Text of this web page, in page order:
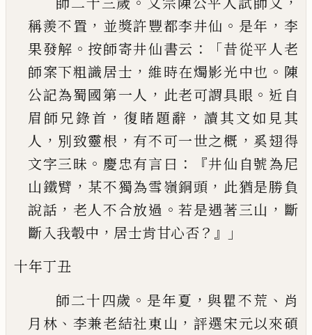
稱羨不置 ， 並獎許豐都李井仙 。 是年 ， 李
果發解 。 按師寄井仙書云 ：「昔從平人老
師案下粗識居士 ， 維時在燭影光中也 。 陳
公記為蜀國第一人 ， 此老可謂具眼 。 近自
眉師兄錄首 ， 復睹題辭 ， 讀其文如見其
人 ， 別致靈根 ， 有不可一世之概 ， 奚翅得
文字三昧 。 慶忠有言 曰 ：『井仙自號為尼
山鐵臂 ， 某不獨為雪嶺銅頭 ， 此猶是勝負
說話 ， 老人不合放過 。若是遇著三山 ， 斷
斷入我彀中 ， 居士肯甘心否 ？』」
十年丁丑
師二十四歲 。 是年夏 ，與瞿不荒 、 肖
月林 、 李兼老結社東山 ， 評選宋元以來碩